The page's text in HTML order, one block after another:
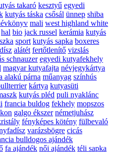
takaró kesztyű egyedi
kutyás táska csősál ünnep shiba
mali west highland white
hal bio jack russel kerámia kutyás
sport kutyás sapka boxeres
alátét fertőtlenítő vizslás
schnauzer egyedi kutyafekhely
magyar kutyafajta névjegykártya
alakú párna műanyag színhús
kártya kutyasüti
kutyás pléd puli nyaklánc
francia buldog fekhely mopszos
galgo ékszer németjuhász
fényképes kötény fülbevaló
varázsbögre cicás
bulldogos ajándék
fa ajándék női ajándék téli sapka